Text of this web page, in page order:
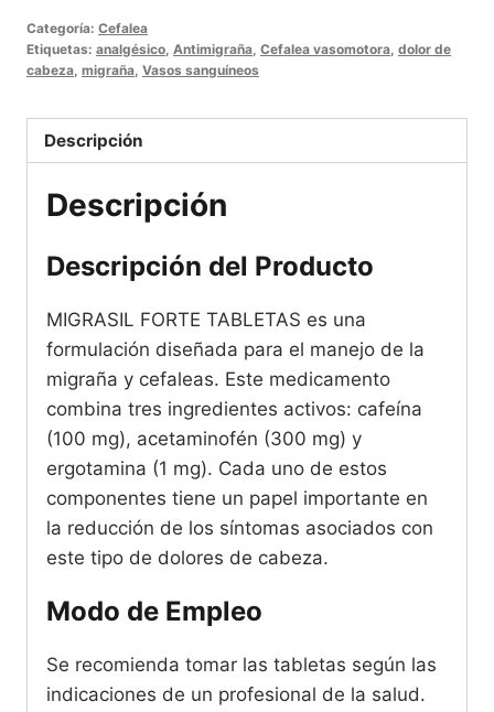
|
24
el
de
migrana
Categoría: Cefalea
Etiquetas: analgésico Antimigraña Cefalea vasomotora dolor de
cabeza migraña Vasos sanguíneos
Descripción
Descripción
Descripción del Producto
MIGRASIL FORTE TABLETAS es una
formulación diseñada para el manejo de la
migraña y cefaleas. Este medicamento
combina tres ingredientes activos: cafeína
(100 mg), acetaminofén (300 mg) y
ergotamina (1 mg). Cada uno de estos
componentes tiene un papel importante en
la reducción de los síntomas asociados con
este tipo de dolores de cabeza.
Modo de Empleo
Se recomienda tomar las tabletas según las
indicaciones de un profesional de la salud.